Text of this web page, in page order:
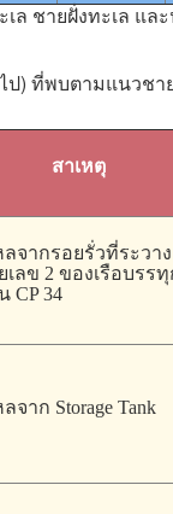
ชายฝั่งทะเล และ
) ที่พบตามแนวชา
สาเหตุ
ลจากรอยรั่วที่ระวาง
เลข 2 ของเรือบรรทุ
CP 34
จาก Storage Tank